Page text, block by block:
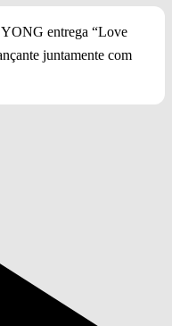
entrega “Love
juntamente com